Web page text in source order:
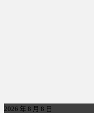
2026 年 8 月 8 日